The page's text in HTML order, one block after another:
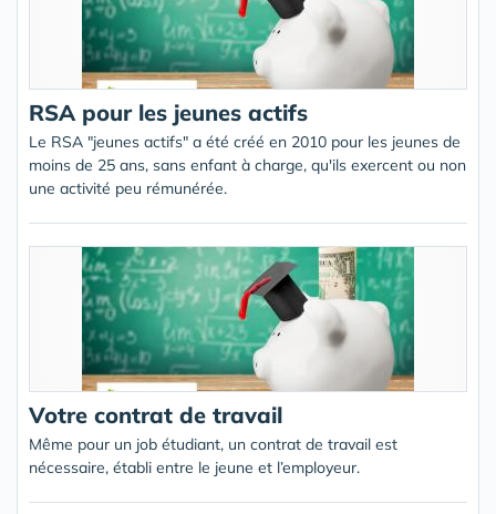
RSA pour les jeunes actifs
Le RSA "jeunes actifs" a été créé en 2010 pour les jeunes de
moins de 25 ans, sans enfant à charge, qu'ils exercent ou non
une activité peu rémunérée.
Votre contrat de travail
Même pour un job étudiant, un contrat de travail est
nécessaire, établi entre le jeune et l’employeur.